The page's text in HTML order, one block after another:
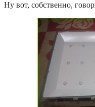
Ну вот, собственно,